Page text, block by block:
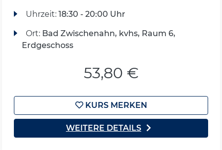
Uhrzeit: 18:30 - 20:00 Uhr
Ort: Bad Zwischenahn, kvhs, Raum 6,
Erdgeschoss
53,80 €
KURS MERKEN
WEITERE DETAILS